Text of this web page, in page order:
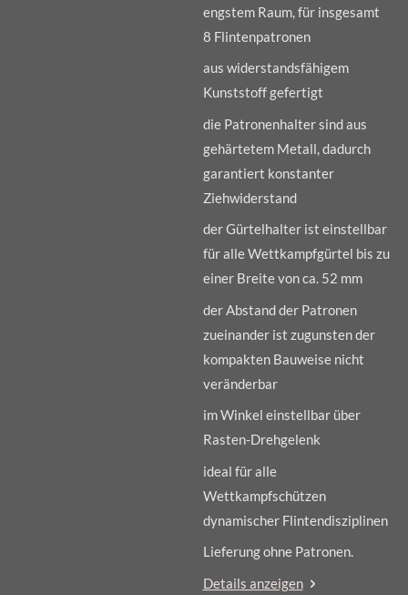
engstem Raum, für insgesamt
8 Flintenpatronen
aus widerstandsfähigem
Kunststoff gefertigt
die Patronenhalter sind aus
gehärtetem Metall, dadurch
garantiert konstanter
Ziehwiderstand
der Gürtelhalter ist einstellbar
für alle Wettkampfgürtel bis zu
einer Breite von ca. 52 mm
der Abstand der Patronen
zueinander ist zugunsten der
kompakten Bauweise nicht
veränderbar
im Winkel einstellbar über
Rasten-Drehgelenk
ideal für alle
Wettkampfschützen
dynamischer Flintendisziplinen
Lieferung ohne Patronen.
Details anzeigen